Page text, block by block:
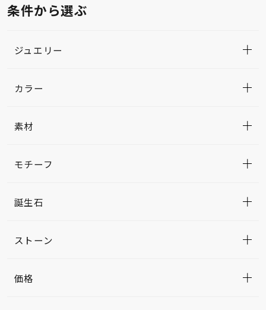
条件から選ぶ
ジュエリー
カラー
素材
モチーフ
誕生石
ストーン
価格